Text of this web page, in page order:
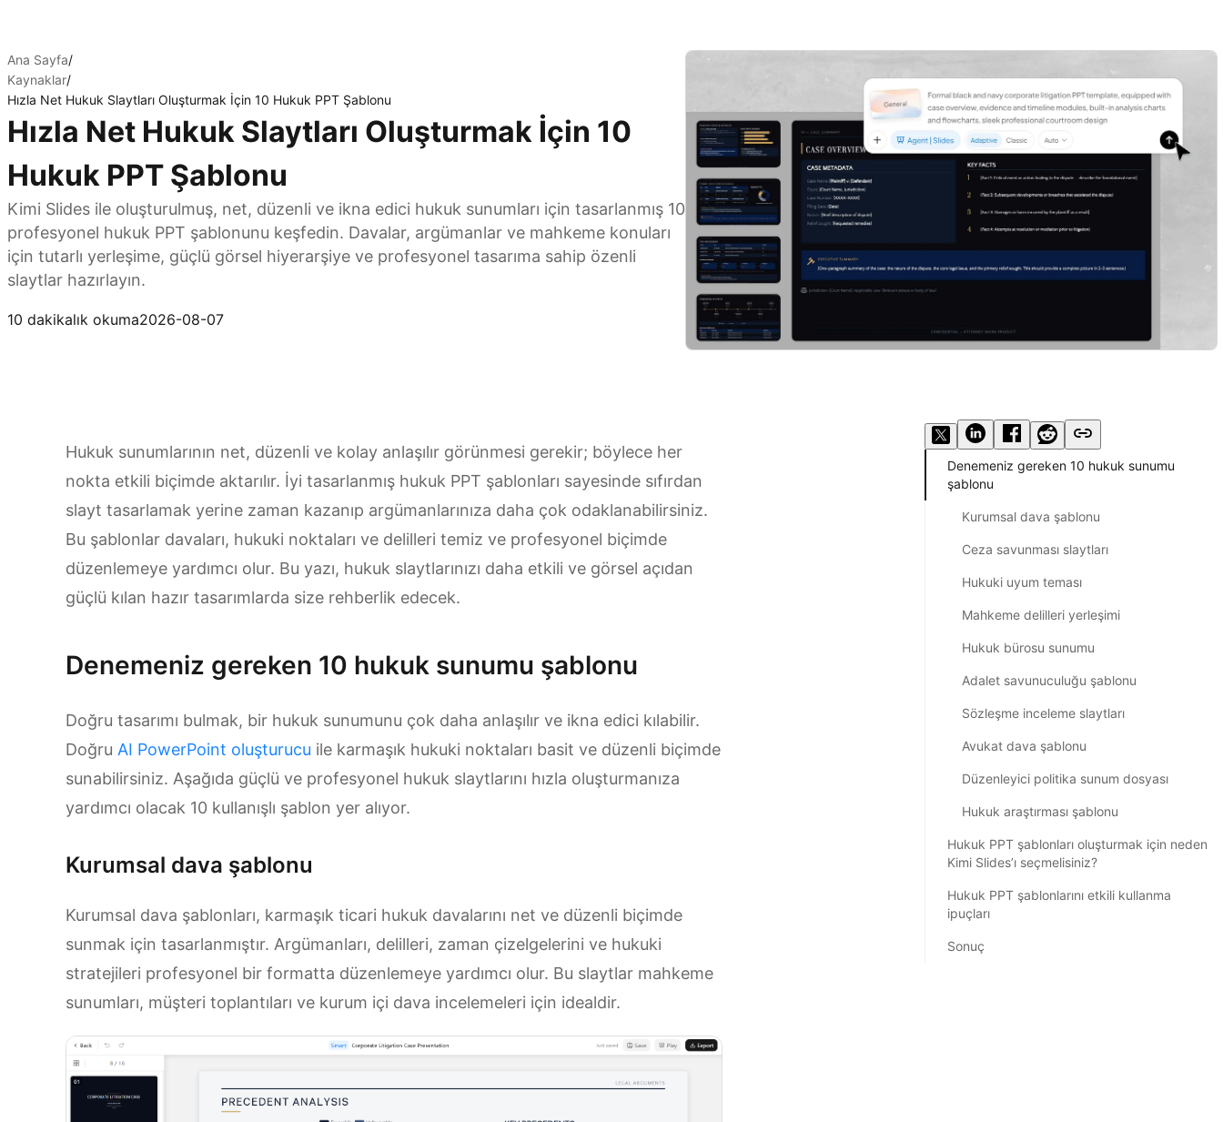
Ana Sayfa/
Kaynaklar/
Hızla Net Hukuk Slaytları Oluşturmak İçin 10 Hukuk PPT Şablonu
Hızla Net Hukuk Slaytları Oluşturmak İçin 10
Hukuk PPT Şablonu
Kimi Slides ile oluşturulmuş, net, düzenli ve ikna edici hukuk sunumları için tasarlanmış 10
profesyonel hukuk PPT şablonunu keşfedin. Davalar, argümanlar ve mahkeme konuları
için tutarlı yerleşime, güçlü görsel hiyerarşiye ve profesyonel tasarıma sahip özenli
slaytlar hazırlayın.
10 dakikalık okuma2026-08-07
Hukuk sunumlarının net, düzenli ve kolay anlaşılır görünmesi gerekir; böylece her
nokta etkili biçimde aktarılır. İyi tasarlanmış hukuk PPT şablonları sayesinde sıfırdan
slayt tasarlamak yerine zaman kazanıp argümanlarınıza daha çok odaklanabilirsiniz.
Bu şablonlar davaları, hukuki noktaları ve delilleri temiz ve profesyonel biçimde
düzenlemeye yardımcı olur. Bu yazı, hukuk slaytlarınızı daha etkili ve görsel açıdan
güçlü kılan hazır tasarımlarda size rehberlik edecek.
Denemeniz gereken 10 hukuk sunumu şablonu
Doğru tasarımı bulmak, bir hukuk sunumunu çok daha anlaşılır ve ikna edici kılabilir.
Doğru AI PowerPoint oluşturucu ile karmaşık hukuki noktaları basit ve düzenli biçimde
sunabilirsiniz. Aşağıda güçlü ve profesyonel hukuk slaytlarını hızla oluşturmanıza
yardımcı olacak 10 kullanışlı şablon yer alıyor.
Kurumsal dava şablonu
Kurumsal dava şablonları, karmaşık ticari hukuk davalarını net ve düzenli biçimde
sunmak için tasarlanmıştır. Argümanları, delilleri, zaman çizelgelerini ve hukuki
stratejileri profesyonel bir formatta düzenlemeye yardımcı olur. Bu slaytlar mahkeme
sunumları, müşteri toplantıları ve kurum içi dava incelemeleri için idealdir.
Denemeniz gereken 10 hukuk sunumu
şablonu
Kurumsal dava şablonu
Ceza savunması slaytları
Hukuki uyum teması
Mahkeme delilleri yerleşimi
Hukuk bürosu sunumu
Adalet savunuculuğu şablonu
Sözleşme inceleme slaytları
Avukat dava şablonu
Düzenleyici politika sunum dosyası
Hukuk araştırması şablonu
Hukuk PPT şablonları oluşturmak için neden
Kimi Slides’ı seçmelisiniz?
Hukuk PPT şablonlarını etkili kullanma
ipuçları
Sonuç